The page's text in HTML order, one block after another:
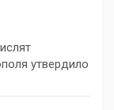
утвердило